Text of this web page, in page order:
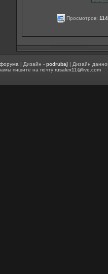
Просмотров:
| Дизайн -podrubaj | Дизайн
пишите на почтуrusalex11@live.com